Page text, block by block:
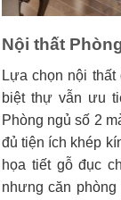
Nội thất
Lựa chọn nội thất
biệt thự vẫn ưu
Phòng ngủ số 2
đủ tiện ích khép
họa tiết gỗ đục
nhưng căn